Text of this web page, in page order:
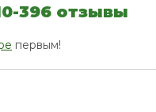
396 отзывы
первым!